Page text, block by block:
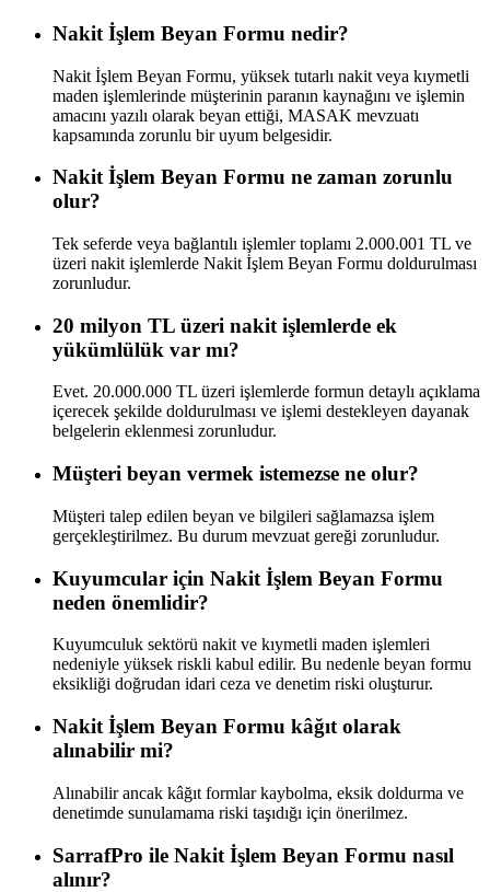
Nakit İşlem Beyan Formu nedir?
Nakit İşlem Beyan Formu, yüksek tutarlı nakit veya kıymetli
maden işlemlerinde müşterinin paranın kaynağını ve işlemin
amacını yazılı olarak beyan ettiği, MASAK mevzuatı
kapsamında zorunlu bir uyum belgesidir.
Nakit İşlem Beyan Formu ne zaman zorunlu
olur?
Tek seferde veya bağlantılı işlemler toplamı 2.000.001 TL ve
üzeri nakit işlemlerde Nakit İşlem Beyan Formu doldurulması
zorunludur.
20 milyon TL üzeri nakit işlemlerde ek
yükümlülük var mı?
Evet. 20.000.000 TL üzeri işlemlerde formun detaylı açıklama
içerecek şekilde doldurulması ve işlemi destekleyen dayanak
belgelerin eklenmesi zorunludur.
Müşteri beyan vermek istemezse ne olur?
Müşteri talep edilen beyan ve bilgileri sağlamazsa işlem
gerçekleştirilmez. Bu durum mevzuat gereği zorunludur.
Kuyumcular için Nakit İşlem Beyan Formu
neden önemlidir?
Kuyumculuk sektörü nakit ve kıymetli maden işlemleri
nedeniyle yüksek riskli kabul edilir. Bu nedenle beyan formu
eksikliği doğrudan idari ceza ve denetim riski oluşturur.
Nakit İşlem Beyan Formu kâğıt olarak
alınabilir mi?
Alınabilir ancak kâğıt formlar kaybolma, eksik doldurma ve
denetimde sunulamama riski taşıdığı için önerilmez.
SarrafPro ile Nakit İşlem Beyan Formu nasıl
alınır?